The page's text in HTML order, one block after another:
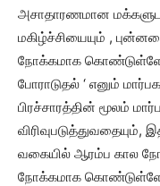
அசாதாரணமான
மகிழ்ச்சியையும் ,
நோக்கமாக
போராடுதல் ‘ எனும்
பிரச்சாரத்தின் மூலம்
வகையில் ஆரம்ப கால
நோக்கமாக